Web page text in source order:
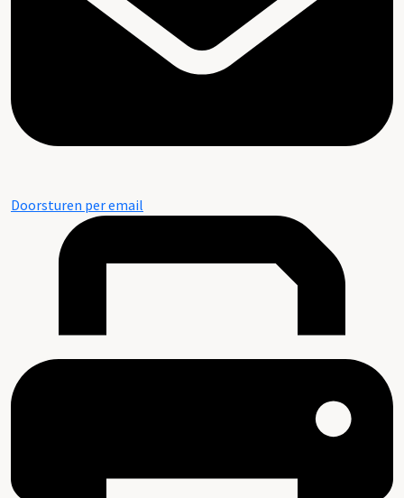
Doorsturen per email